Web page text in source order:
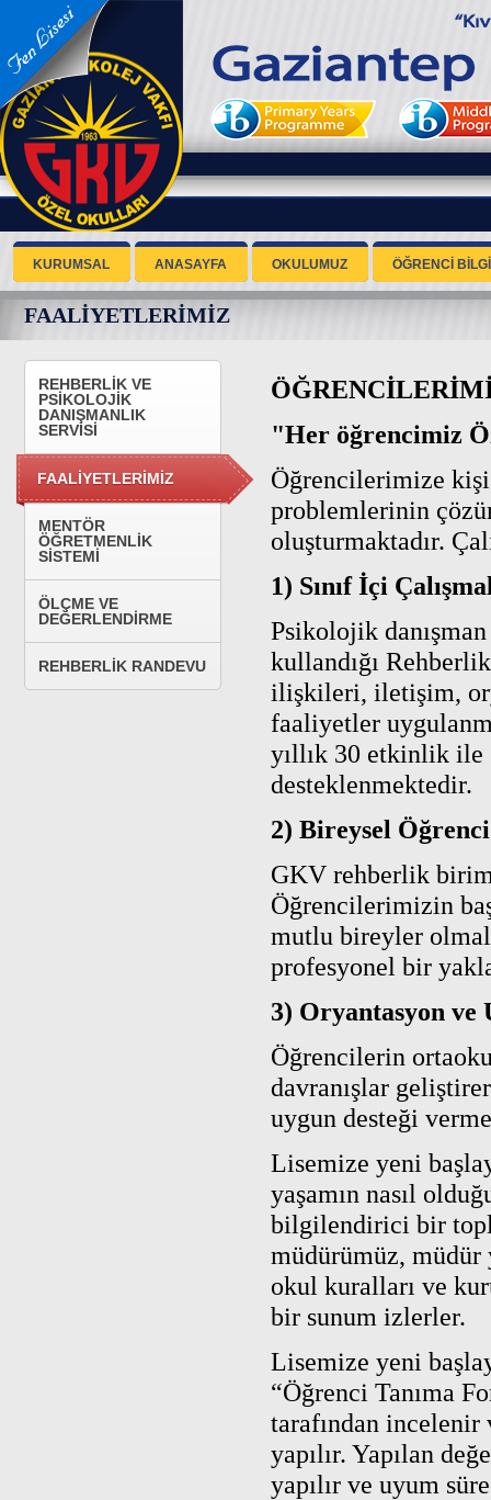
KURUMSAL ANASAYFA OKULUMUZ ÖĞRENCİ
FAALİYETLERİMİZ
REHBERLİK VE
PSİKOLOJİK
DANIŞMANLIK
SERVİSİ
FAALİYETLERİMİZ
MENTÖR
ÖĞRETMENLİK
SİSTEMİ
ÖLÇME VE
DEĞERLENDİRME
REHBERLİK RANDEVU
"Her öğrencimiz
Öğrencilerimize
problemlerinin
oluşturmaktadır.
1) Sınıf İçi
Psikolojik
kullandığı
ilişkileri, iletişim,
faaliyetler
yıllık 30 etkinlik
desteklenmektedir.
2) Bireysel
GKV rehberlik
Öğrencilerimizin
mutlu bireyler
profesyonel bir
3) Oryantasyon ve
Öğrencilerin
davranışlar
uygun desteği
Lisemize yeni
yaşamın nasıl
bilgilendirici bir
müdürümüz, müdür
okul kuralları ve
bir sunum izlerler.
Lisemize yeni
“Öğrenci Tanıma
tarafından incelenir
yapılır. Yapılan
yapılır ve uyum